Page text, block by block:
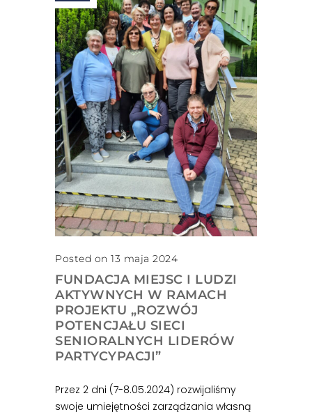
Posted on 13 maja 2024
FUNDACJA MIEJSC I LUDZI
AKTYWNYCH W RAMACH
PROJEKTU „ROZWÓJ
POTENCJAŁU SIECI
SENIORALNYCH LIDERÓW
PARTYCYPACJI”
Przez 2 dni (7-8.05.2024) rozwijaliśmy
swoje umiejętności zarządzania własną